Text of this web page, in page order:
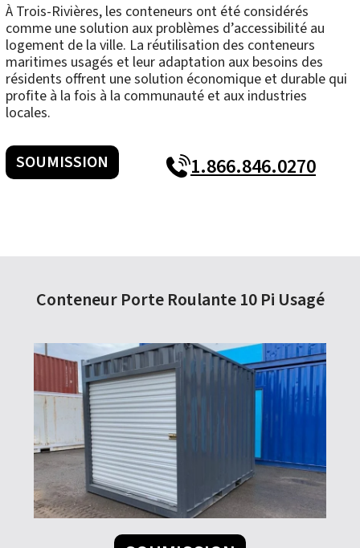
À Trois-Rivières, les conteneurs ont été considérés
comme une solution aux problèmes d’accessibilité au
logement de la ville. La réutilisation des conteneurs
maritimes usagés et leur adaptation aux besoins des
résidents offrent une solution économique et durable qui
profite à la fois à la communauté et aux industries
locales.
SOUMISSION 1.866.846.0270
Conteneur Porte Roulante 10 Pi Usagé